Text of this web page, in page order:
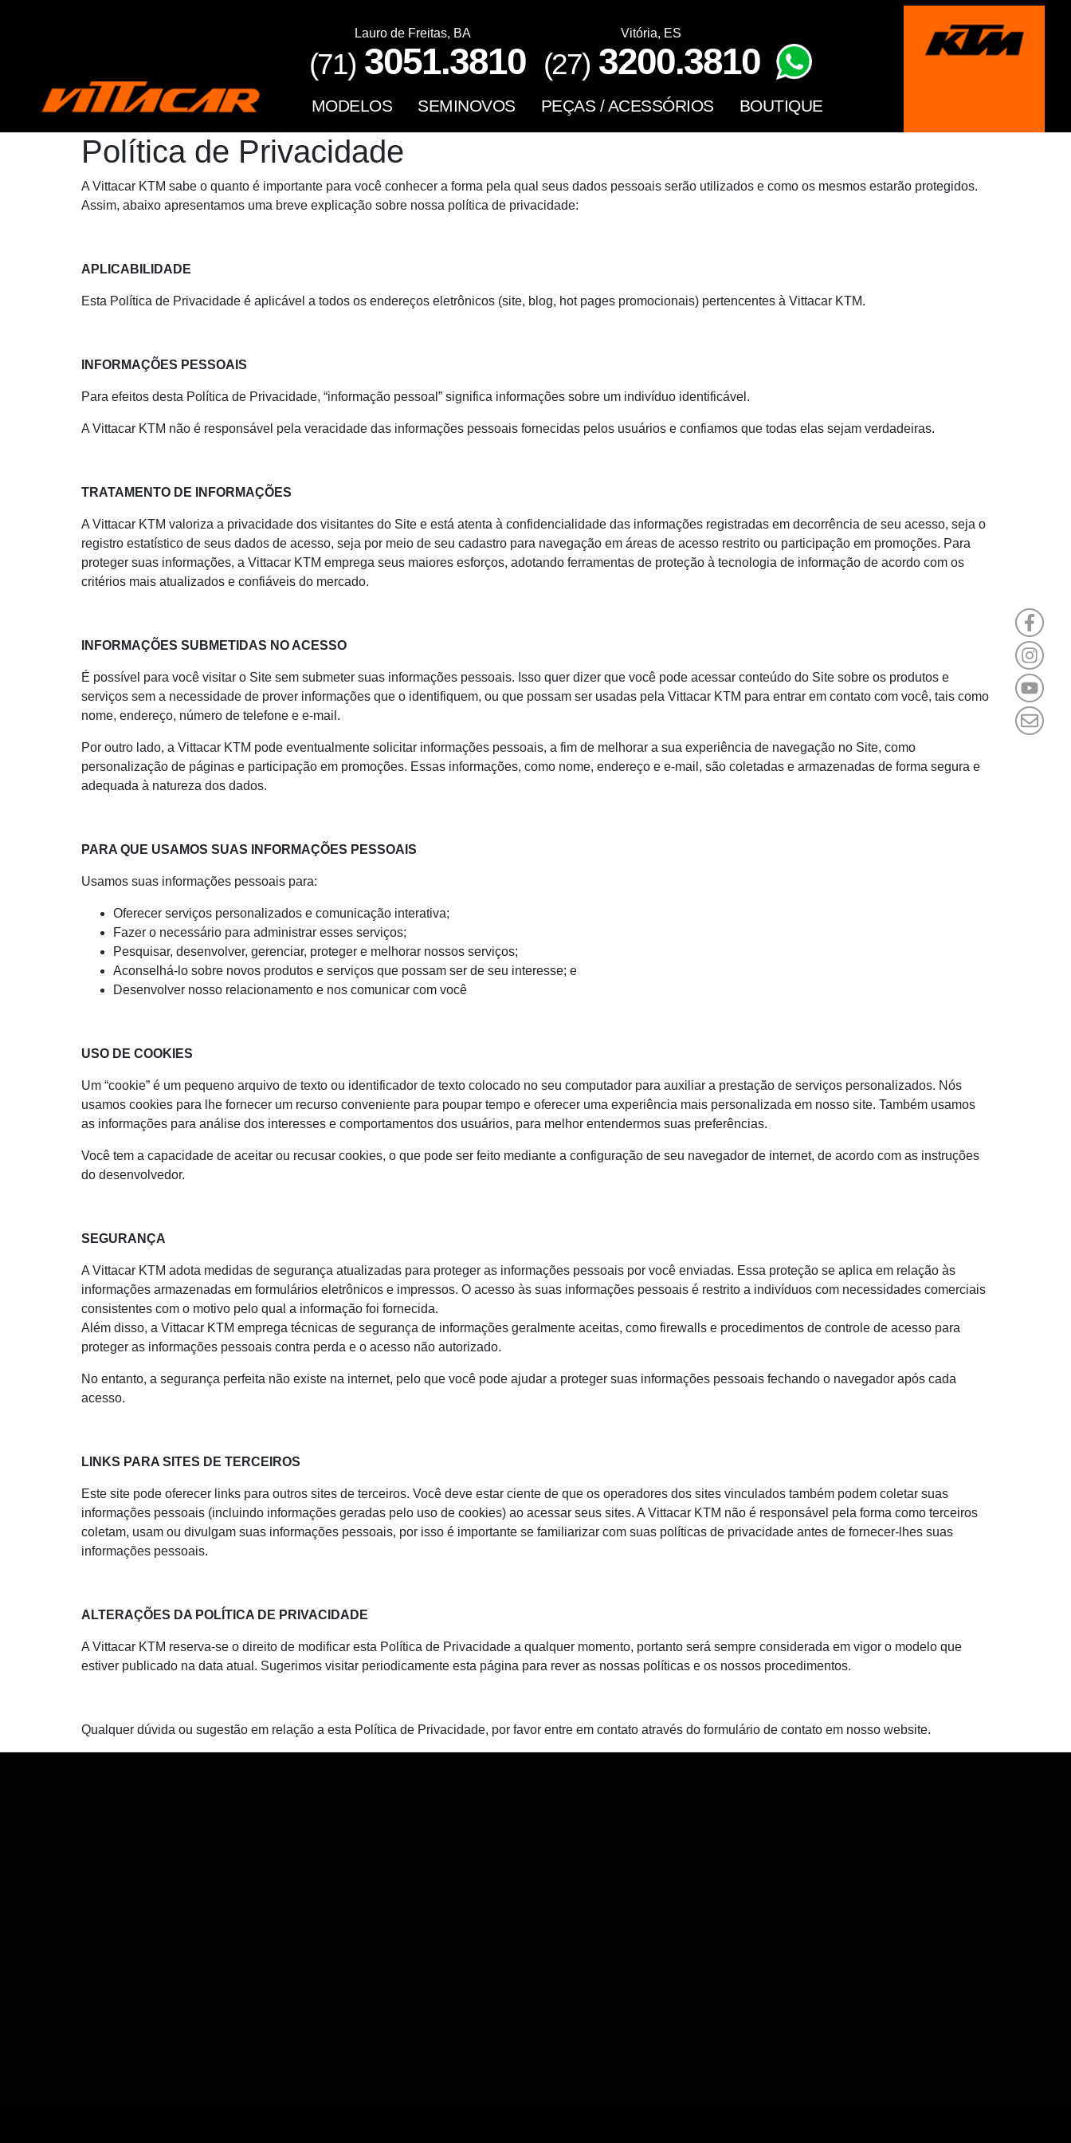
Lauro de Freitas, BA
(71)3051.3810
Vitória, ES
(27) 3200.3810
MODELOS SEMINOVOS PEÇAS / ACESSÓRIOS BOUTIQUE
Política de Privacidade
A Vittacar KTM sabe o quanto é importante para você conhecer a forma pela qual seus dados pessoais serão utilizados e como os mesmos estarão protegidos.
Assim, abaixo apresentamos uma breve explicação sobre nossa política de privacidade:
APLICABILIDADE
Esta Política de Privacidade é aplicável a todos os endereços eletrônicos (site, blog, hot pages promocionais) pertencentes à Vittacar KTM.
INFORMAÇÕES PESSOAIS
Para efeitos desta Política de Privacidade, “informação pessoal” significa informações sobre um indivíduo identificável.
A Vittacar KTM não é responsável pela veracidade das informações pessoais fornecidas pelos usuários e confiamos que todas elas sejam verdadeiras.
TRATAMENTO DE INFORMAÇÕES
A Vittacar KTM valoriza a privacidade dos visitantes do Site e está atenta à confidencialidade das informações registradas em decorrência de seu acesso, seja o
registro estatístico de seus dados de acesso, seja por meio de seu cadastro para navegação em áreas de acesso restrito ou participação em promoções. Para
proteger suas informações, a Vittacar KTM emprega seus maiores esforços, adotando ferramentas de proteção à tecnologia de informação de acordo com os
critérios mais atualizados e confiáveis do mercado.
INFORMAÇÕES SUBMETIDAS NO ACESSO
É possível para você visitar o Site sem submeter suas informações pessoais. Isso quer dizer que você pode acessar conteúdo do Site sobre os produtos e
serviços sem a necessidade de prover informações que o identifiquem, ou que possam ser usadas pela Vittacar KTM para entrar em contato com você, tais como
nome, endereço, número de telefone e e-mail.
Por outro lado, a Vittacar KTM pode eventualmente solicitar informações pessoais, a fim de melhorar a sua experiência de navegação no Site, como
personalização de páginas e participação em promoções. Essas informações, como nome, endereço e e-mail, são coletadas e armazenadas de forma segura e
adequada à natureza dos dados.
PARA QUE USAMOS SUAS INFORMAÇÕES PESSOAIS
Usamos suas informações pessoais para:
Oferecer serviços personalizados e comunicação interativa;
Fazer o necessário para administrar esses serviços;
Pesquisar, desenvolver, gerenciar, proteger e melhorar nossos serviços;
Aconselhá-lo sobre novos produtos e serviços que possam ser de seu interesse; e
Desenvolver nosso relacionamento e nos comunicar com você
USO DE COOKIES
Um “cookie” é um pequeno arquivo de texto ou identificador de texto colocado no seu computador para auxiliar a prestação de serviços personalizados. Nós
usamos cookies para lhe fornecer um recurso conveniente para poupar tempo e oferecer uma experiência mais personalizada em nosso site. Também usamos
as informações para análise dos interesses e comportamentos dos usuários, para melhor entendermos suas preferências.
Você tem a capacidade de aceitar ou recusar cookies, o que pode ser feito mediante a configuração de seu navegador de internet, de acordo com as instruções
do desenvolvedor.
SEGURANÇA
A Vittacar KTM adota medidas de segurança atualizadas para proteger as informações pessoais por você enviadas. Essa proteção se aplica em relação às
informações armazenadas em formulários eletrônicos e impressos. O acesso às suas informações pessoais é restrito a indivíduos com necessidades comerciais
consistentes com o motivo pelo qual a informação foi fornecida.
Além disso, a Vittacar KTM emprega técnicas de segurança de informações geralmente aceitas, como firewalls e procedimentos de controle de acesso para
proteger as informações pessoais contra perda e o acesso não autorizado.
No entanto, a segurança perfeita não existe na internet, pelo que você pode ajudar a proteger suas informações pessoais fechando o navegador após cada
acesso.
LINKS PARA SITES DE TERCEIROS
Este site pode oferecer links para outros sites de terceiros. Você deve estar ciente de que os operadores dos sites vinculados também podem coletar suas
informações pessoais (incluindo informações geradas pelo uso de cookies) ao acessar seus sites. A Vittacar KTM não é responsável pela forma como terceiros
coletam, usam ou divulgam suas informações pessoais, por isso é importante se familiarizar com suas políticas de privacidade antes de fornecer-lhes suas
informações pessoais.
ALTERAÇÕES DA POLÍTICA DE PRIVACIDADE
A Vittacar KTM reserva-se o direito de modificar esta Política de Privacidade a qualquer momento, portanto será sempre considerada em vigor o modelo que
estiver publicado na data atual. Sugerimos visitar periodicamente esta página para rever as nossas políticas e os nossos procedimentos.
Qualquer dúvida ou sugestão em relação a esta Política de Privacidade, por favor entre em contato através do formulário de contato em nosso website.